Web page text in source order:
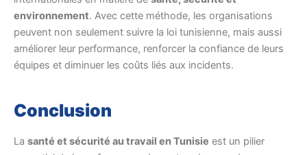
environnement. Avec cette méthode, les organisations
peuvent non seulement suivre la loi tunisienne, mais aussi
améliorer leur performance, renforcer la confiance de leurs
équipes et diminuer les coûts liés aux incidents.
Conclusion
La santé et sécurité au travail en Tunisie est un pilier